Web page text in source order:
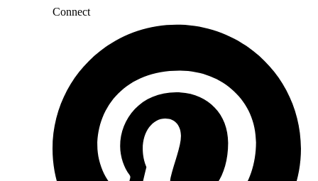
Connect